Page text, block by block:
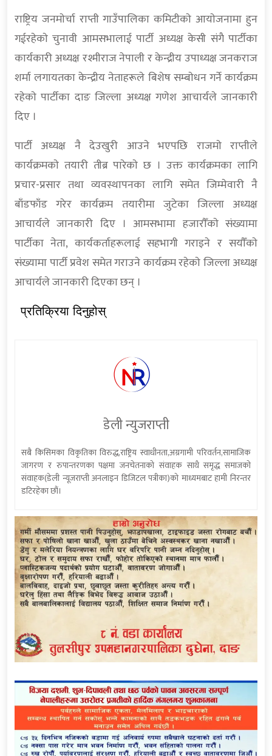
राष्ट्रिय जनमाेर्चा राप्ती गाउँपालिका कमिटीकाे आयाेजनामा हुन
गईरहेकाे चुनावी आमसभालाई पार्टी अध्यक्ष केसी संगै पार्टीका
कार्यकारी अध्यक्ष रश्मीराज नेपाली र केन्द्रीय उपाध्यक्ष जनकराज
शर्मा लगायतका केन्द्रीय नेताहरूले बिशेष सम्बाेधन गर्ने कार्यक्रम
रहेकाे पार्टीका दाङ जिल्ला अध्यक्ष गणेश आचार्यले जानकारी
दिए ।
पार्टी अध्यक्ष नै देउखुरी आउने भएपछि राजमाे राप्तीले
कार्यक्रमकाे तयारी तीब्र पारेकाे छ । उक्त कार्यक्रमका लागि
प्रचार-प्रसार तथा व्यवस्थापनका लागि समेत जिम्मेवारी नै
बाँडफाँड गरेर कार्यक्रम तयारीमा जुटेका जिल्ला अध्यक्ष
आचार्यले जानकारी दिए । आमसभामा हजाराैँकाे संख्यामा
पार्टीका नेता, कार्यकर्ताहरूलाई सहभागी गराइने र सयाैँकाे
संख्यामा पार्टी प्रवेश समेत गराउने कार्यक्रम रहेकाे जिल्ला अध्यक्ष
आचार्यले जानकारी दिएका छन् ।
प्रतिक्रिया दिनुहोस्
डेली न्युजराप्ती
सबै किसिमका विकृतिका विरुद्ध,राष्ट्रिय स्वाधीनता,अग्रगामी परिवर्तन,सामाजिक
जागरण र रुपान्तरणका पक्षमा जनचेतनाको संवाहक साथै समृद्ध समाजको
संवाहक(डेली न्यूजराप्ती अनलाइन डिजिटल पत्रीका)को माध्यमबाट हामी निरन्तर
डटिरहेका छौं।